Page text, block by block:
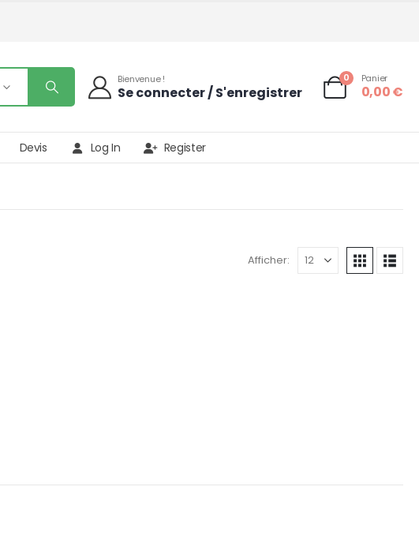
Bienvenue !
Se connecter / S'enregistrer
0 Panier
0,00€
Devis Log In Register
Afficher: